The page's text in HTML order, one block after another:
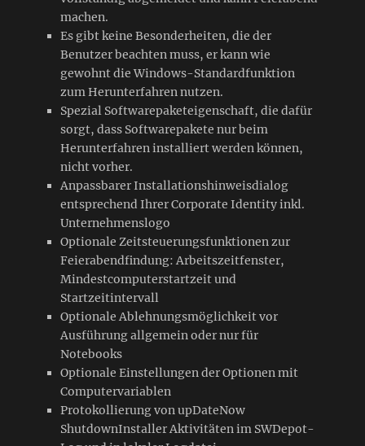
machen.
Es gibt keine Besonderheiten, die der
Benutzer beachten muss, er kann wie
gewohnt die Windows-Standardfunktion
zum Herunterfahren nutzen.
Spezial Softwarepaketeigenschaft, die dafür
sorgt, dass Softwarepakete nur beim
Herunterfahren installiert werden können,
nicht vorher.
Anpassbarer Installationshinweisdialog
entsprechend Ihrer Corporate Identity inkl.
Unternehmenslogo
Optionale Zeitsteuerungsfunktionen zur
Feierabendfindung: Arbeitszeitfenster,
Mindestcomputerstartzeit und
Startzeitintervall
Optionale Ablehnungsmöglichkeit vor
Ausführung allgemein oder nur für
Notebooks
Optionale Einstellungen der Optionen mit
Computervariablen
Protokollierung von upDateNow
ShutdownInstaller Aktivitäten im SWDepot-